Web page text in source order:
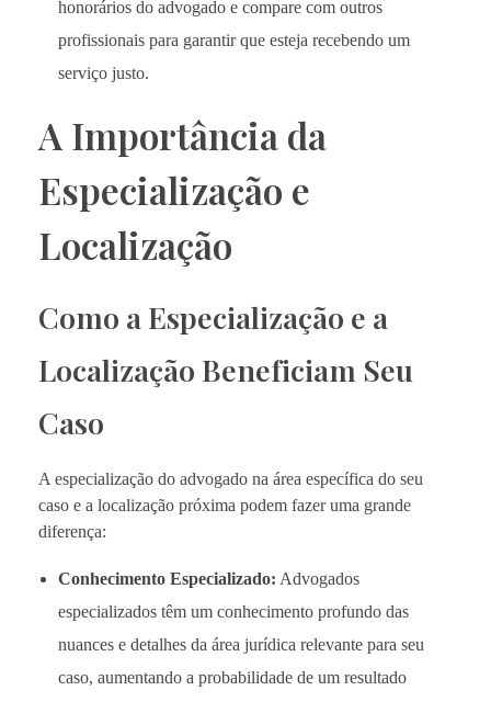
honorários do advogado e compare com outros
profissionais para garantir que esteja recebendo um
serviço justo.
A Importância da
Especialização e
Localização
Como a Especialização e a
Localização Beneficiam Seu
Caso
A especialização do advogado na área específica do seu
caso e a localização próxima podem fazer uma grande
diferença:
Conhecimento Especializado: Advogados
especializados têm um conhecimento profundo das
nuances e detalhes da área jurídica relevante para seu
caso, aumentando a probabilidade de um resultado